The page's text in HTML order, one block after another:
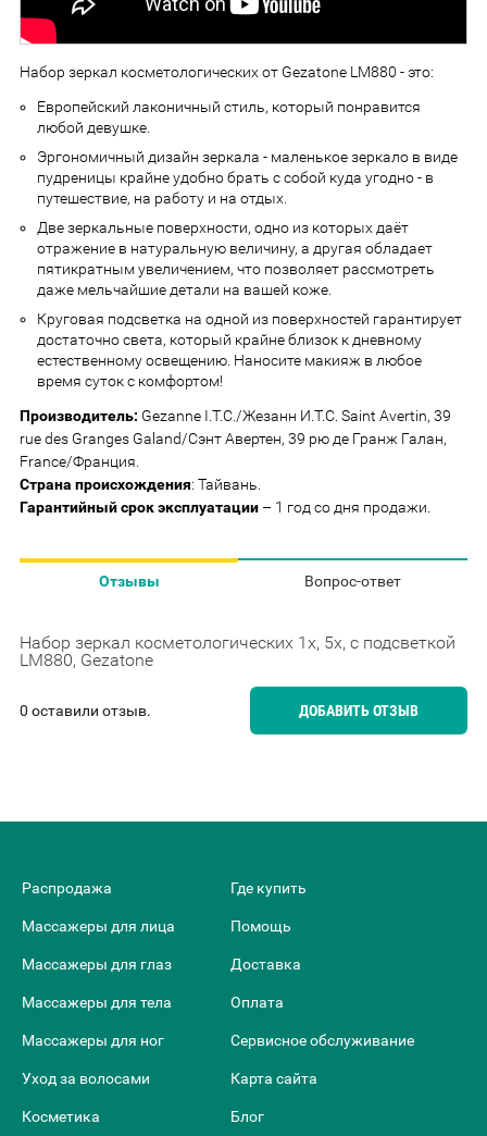
Набор зеркал косметологических от Gezatone LM880 - это:
Европейский лаконичный стиль, который понравится
любой девушке.
Эргономичный дизайн зеркала - маленькое зеркало в виде
пудреницы крайне удобно брать с собой куда угодно - в
путешествие, на работу и на отдых.
Две зеркальные поверхности, одно из которых даёт
отражение в натуральную величину, а другая обладает
пятикратным увеличением, что позволяет рассмотреть
даже мельчайшие детали на вашей коже.
Круговая подсветка на одной из поверхностей гарантирует
достаточно света, который крайне близок к дневному
естественному освещению. Наносите макияж в любое
время суток с комфортом!
Производитель: Gezanne I.T.C./Жезанн И.Т.С. Saint Avertin, 39
rue des Granges Galand/Сэнт Авертен, 39 рю де Гранж Галан,
France/Франция.
Страна происхождения: Тайвань.
Гарантийный срок эксплуатации – 1 год со дня продажи.
Отзывы Вопрос-ответ
Набор зеркал косметологических 1х, 5x, с подсветкой
LM880, Gezatone
0 оставили отзыв. ДОБАВИТЬ ОТЗЫВ
Распродажа
Массажеры для лица
Массажеры для глаз
Массажеры для тела
Массажеры для ног
Уход за волосами
Косметика
Где купить
Помощь
Доставка
Оплата
Сервисное обслуживание
Карта сайта
Блог